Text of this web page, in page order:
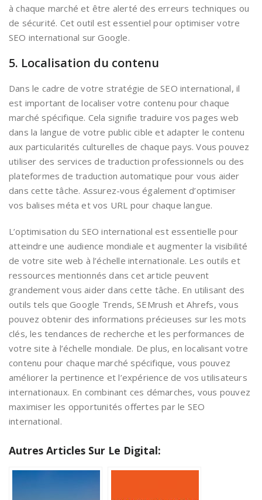
à chaque marché et être alerté des erreurs techniques ou
de sécurité. Cet outil est essentiel pour optimiser votre
SEO international sur Google.
5. Localisation du contenu
Dans le cadre de votre stratégie de SEO international, il
est important de localiser votre contenu pour chaque
marché spécifique. Cela signifie traduire vos pages web
dans la langue de votre public cible et adapter le contenu
aux particularités culturelles de chaque pays. Vous pouvez
utiliser des services de traduction professionnels ou des
plateformes de traduction automatique pour vous aider
dans cette tâche. Assurez-vous également d’optimiser
vos balises méta et vos URL pour chaque langue.
L’optimisation du SEO international est essentielle pour
atteindre une audience mondiale et augmenter la visibilité
de votre site web à l’échelle internationale. Les outils et
ressources mentionnés dans cet article peuvent
grandement vous aider dans cette tâche. En utilisant des
outils tels que Google Trends, SEMrush et Ahrefs, vous
pouvez obtenir des informations précieuses sur les mots
clés, les tendances de recherche et les performances de
votre site à l’échelle mondiale. De plus, en localisant votre
contenu pour chaque marché spécifique, vous pouvez
améliorer la pertinence et l’expérience de vos utilisateurs
internationaux. En combinant ces démarches, vous pouvez
maximiser les opportunités offertes par le SEO
international.
Autres Articles Sur Le Digital: